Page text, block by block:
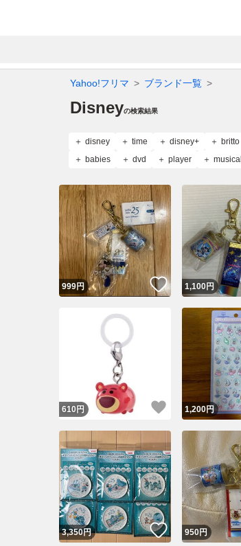
Yahoo!フリマ ブランド一覧
Disneyの検索結果
disney time disney+ britto
babies
dvd player musical
999円 いいね！
1,100円
610 円 いいね！
1,200円
3,350円 いいね！
950円